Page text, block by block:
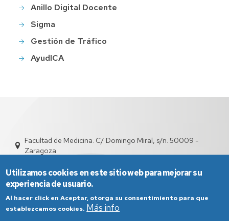
Anillo Digital Docente
Sigma
Gestión de Tráfico
AyudICA
Facultad de Medicina. C/ Domingo Miral, s/n. 50009 -
Zaragoza
Utilizamos cookies en este sitio web para mejorar su
experiencia de usuario.
Al hacer click en Aceptar, otorga su consentimiento para que
establezcamos cookies. Más info